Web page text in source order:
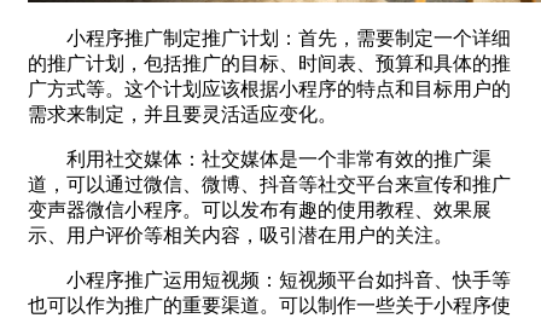
小程序推广制定推广计划：首先，需要制定一个详细
的推广计划，包括推广的目标、时间表、预算和具体的推
广方式等。这个计划应该根据小程序的特点和目标用户的
需求来制定，并且要灵活适应变化。
利用社交媒体：社交媒体是一个非常有效的推广渠
道，可以通过微信、微博、抖音等社交平台来宣传和推广
变声器微信小程序。可以发布有趣的使用教程、效果展
示、用户评价等相关内容，吸引潜在用户的关注。
小程序推广运用短视频：短视频平台如抖音、快手等
也可以作为推广的重要渠道。可以制作一些关于小程序使